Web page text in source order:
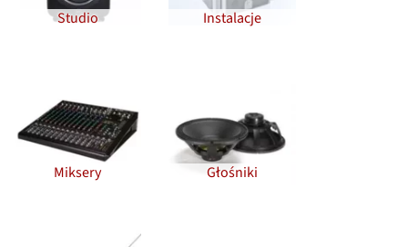
Studio Instalacje
Miksery Głośniki